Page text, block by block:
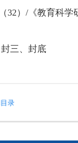
32 ）/ 《教育科
三、封底
目录